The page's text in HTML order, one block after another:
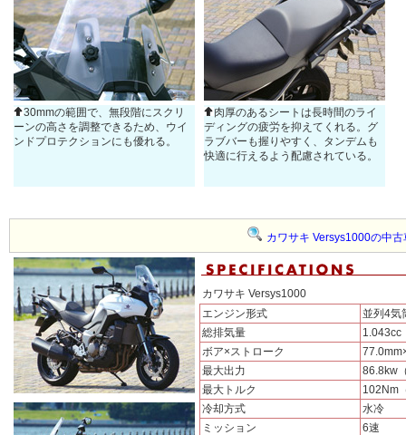
30mmの範囲で、無段階にスクリ
ーンの高さを調整できるため、ウイ
ンドプロテクションにも優れる。
肉厚のあるシートは長時間のライ
ディングの疲労を抑えてくれる。グ
ラブバーも握りやすく、タンデムも
快適に行えるよう配慮されている。
カワサキ Versys1000の中古
カワサキ Versys1000
エンジン形式
並列4気
総排気量
1.043cc
ボア×ストローク
最大出力
86.8kw
最大トルク
102Nm
冷却方式
水冷
ミッション
6速